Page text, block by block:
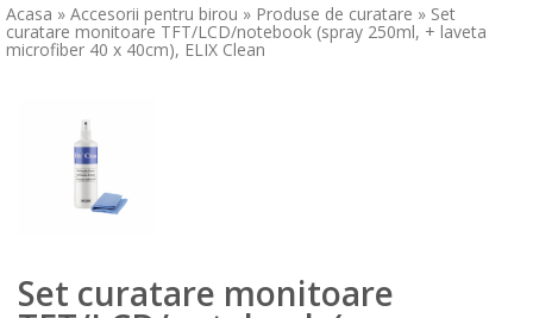
Acasa » Accesorii pentru birou » Produse de curatare » Set
curatare monitoare TFT/LCD/notebook (spray 250ml, + laveta
microfiber 40 x 40cm), ELIX Clean
Set curatare monitoare